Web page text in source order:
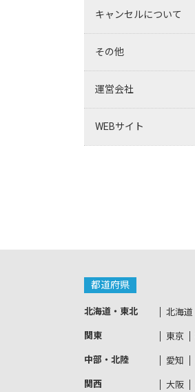
キャンセルについて
その他
運営会社
WEBサイト
都道府県
北海道・東北 北海道
関東 東京
中部・北陸 愛知
関西 大阪